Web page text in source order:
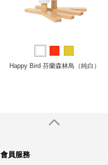
Happy Bird 芬蘭森林鳥（純白）
會員服務